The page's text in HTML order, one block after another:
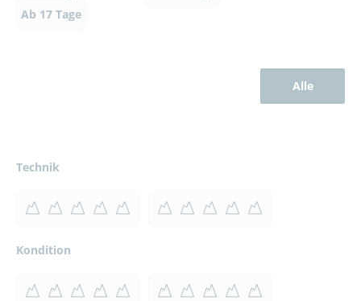
Ab 17 Tage
Alle
Technik
Kondition